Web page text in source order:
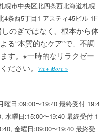
幌市中央区北四条西北海道札幌
4条西5丁目1 アスティ45ビル 1F
しのぎではなく、根本から体
る“本質的なケア”で、不調
す。※一時的なリラクゼー
ださい。
View More »
曜日:09:00〜19:40 最終受付 19:4
水曜日:15:00〜19:40 最終受付 1
金曜日:09:00〜19:40 最終受